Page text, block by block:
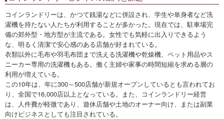
コインランドリーは、かつて銭湯などに併設され、学生や単身者など洗
濯機を持たない人たちが利用することが多かった。現在では、駐車場完
備の郊外型・地方型が主流である。女性でも気軽に出入りできるよう
な、明るく清潔で安心感のある店舗が好まれている。
衣類以外に毛布や羽毛布団まで洗える洗濯機や乾燥機、ペット用品やス
ニーカー専用の洗濯機もある。働く主婦や家事の時間短縮を求める層の
利用が増えている。
この10年は、年に300～500店舗が新規オープンしているとも言われてお
り、全国で16,000店以上となっている。また、コインランドリー経営
は、人件費が軽微であり、遊休店舗や土地のオーナー向け、または副業
向けビジネスとしても注目されている。